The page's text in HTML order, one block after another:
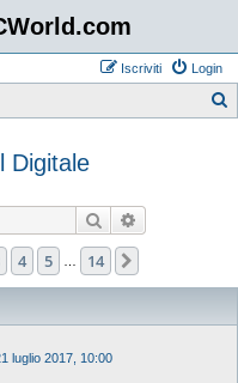
Login
Iscriviti
Digitale
Cerca
144 5 14
luglio 2017, 10:00